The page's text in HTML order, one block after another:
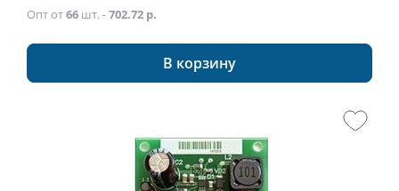
Опт от66 шт. -702.72 р.
В корзину